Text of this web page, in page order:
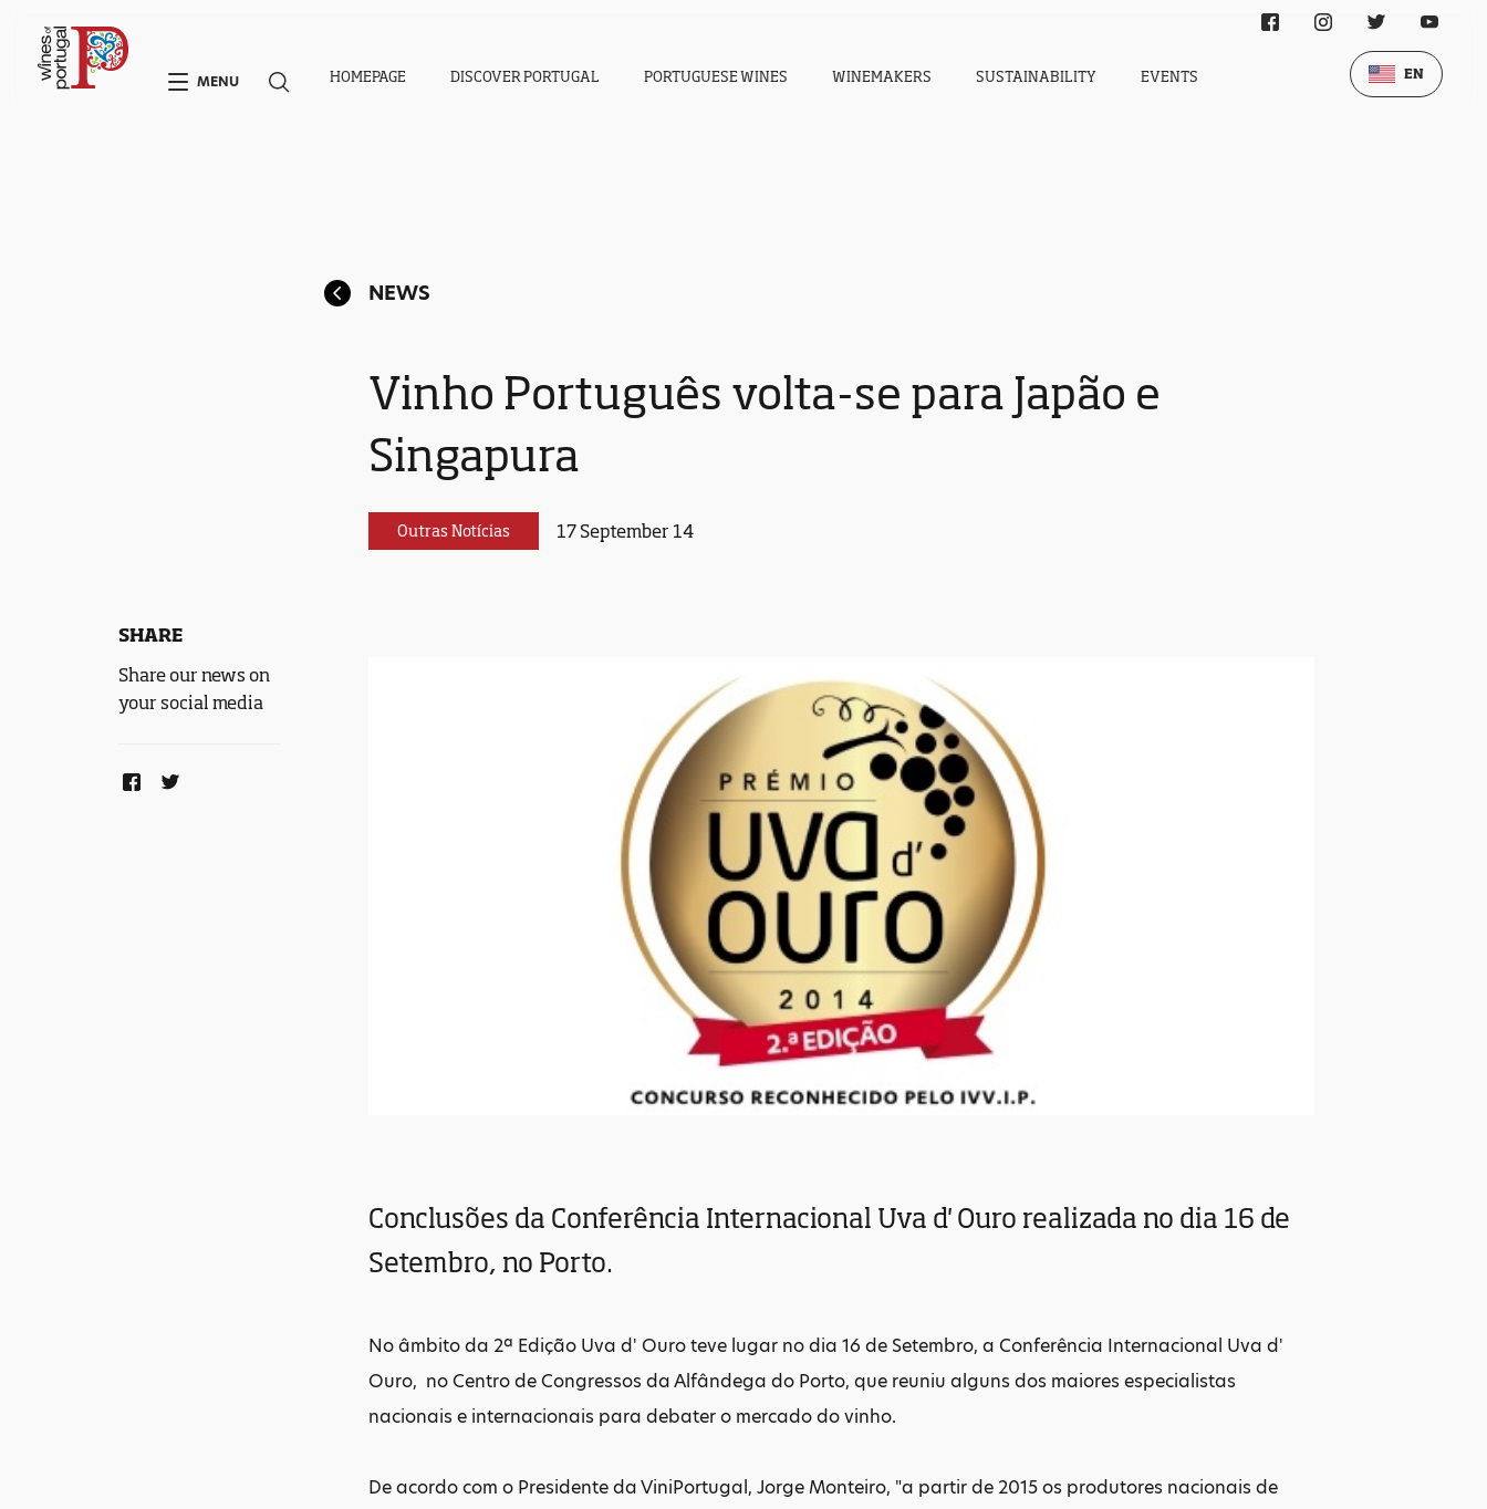
NEWS
Vinho Português volta-se para Japão e
Singapura
Outras Notícias 17 September 14
SHARE
Share our news on
your social media
Conclusões da Conferência Internacional Uva d' Ouro realizada no dia 16 de
Setembro, no Porto.
No âmbito da 2ª Edição Uva d' Ouro teve lugar no dia 16 de Setembro, a Conferência Internacional Uva d'
Ouro, no Centro de Congressos da Alfândega do Porto, que reuniu alguns dos maiores especialistas
nacionais e internacionais para debater o mercado do vinho.
De acordo com o Presidente da ViniPortugal, Jorge Monteiro, "a partir de 2015 os produtores nacionais de
MENU HOMEPAGE DISCOVER PORTUGAL PORTUGUESE WINES WINEMAKERS SUSTAINABILITY EVENTS EN